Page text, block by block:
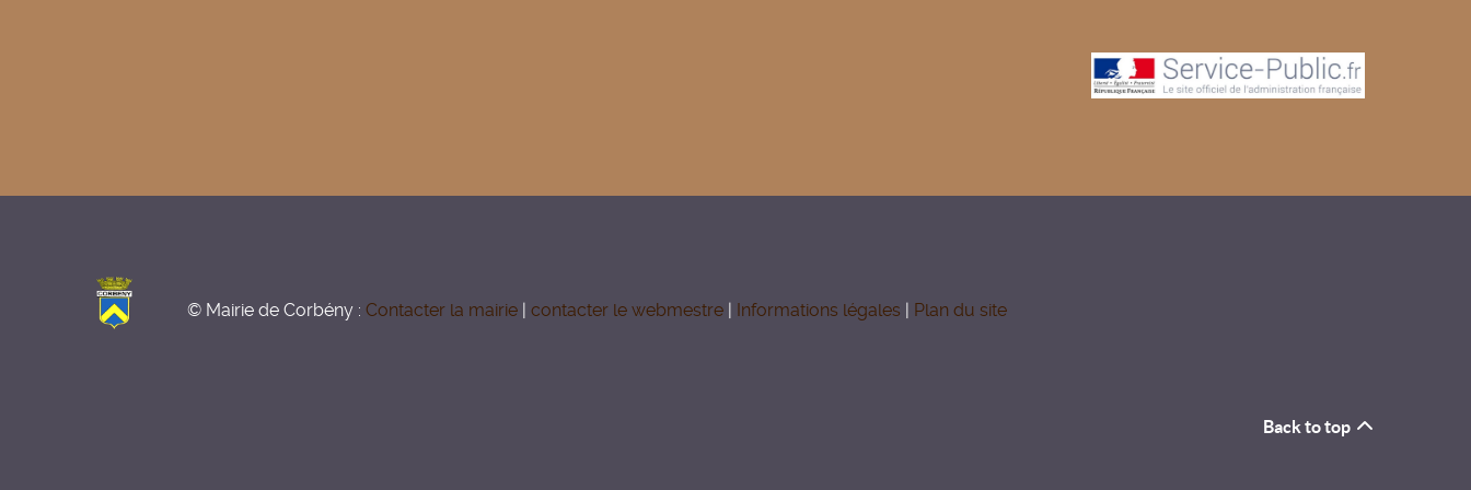
© Mairie de Corbény : Contacter la mairie | contacter le webmestre | Informations légales | Plan du site
Back to top